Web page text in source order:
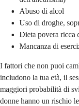
Abuso di alcol
Uso di droghe,
Dieta povera ricca
Mancanza di
I fattori che non puoi
includono la tua età, il
maggiori probabilità di
donne hanno un rischio